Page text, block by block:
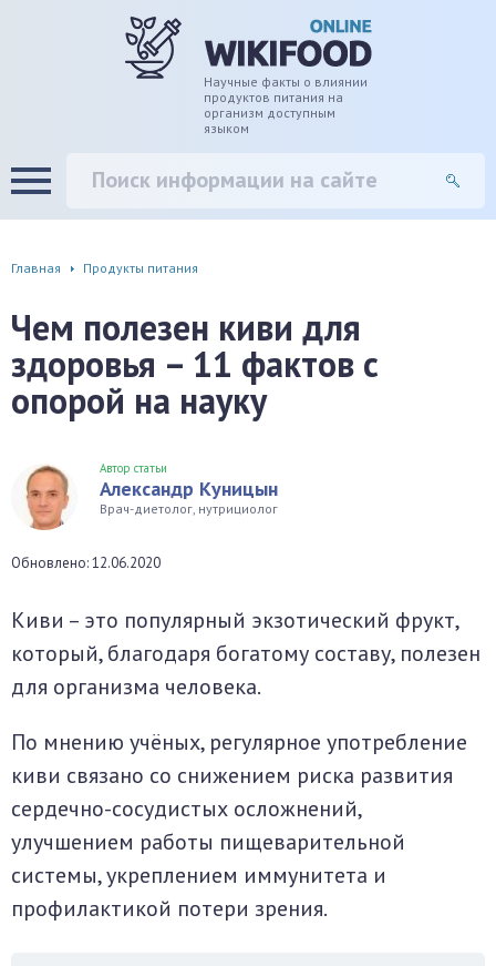
Научные факты о влиянии
продуктов питания на
организм доступным
языком
Главная Продукты питания
Чем полезен киви для
здоровья – 11 фактов с
опорой на науку
Автор статьи
Александр Куницын
Врач-диетолог, нутрициолог
Обновлено: 12.06.2020
Киви – это популярный экзотический фрукт,
который, благодаря богатому составу, полезен
для организма человека.
По мнению учёных, регулярное употребление
киви связано со снижением риска развития
сердечно-сосудистых осложнений,
улучшением работы пищеварительной
системы, укреплением иммунитета и
профилактикой потери зрения.
ЖКТ
система
система
сужение сосудов
от депрессии и